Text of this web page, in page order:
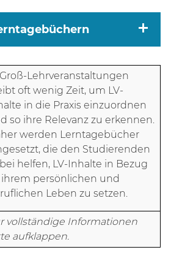
Lehrveranstaltungen
oft wenig Zeit, um LV-
in die Praxis einzuordnen
so ihre Relevanz zu erkennen.
werden Lerntagebücher
die den Studierenden
helfen, LV-Inhalte in Bezug
ihrem persönlichen und
Leben zu setzen.
vollständige Informationen
aufklappen.